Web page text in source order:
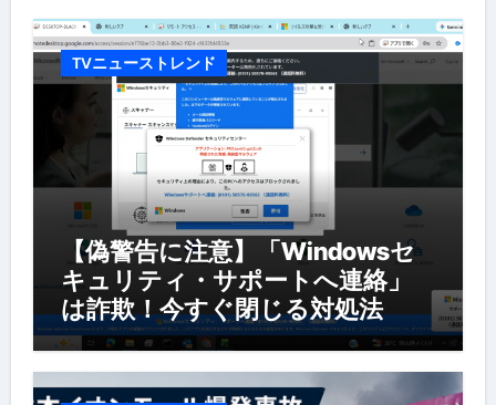
TVニューストレンド
【偽警告に注意】「Windowsセ
キュリティ・サポートへ連絡」
は詐欺！今すぐ閉じる対処法